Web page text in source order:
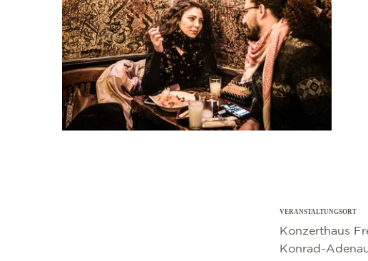
VERANSTALTUNGSORT
Konzerthaus
Konrad-